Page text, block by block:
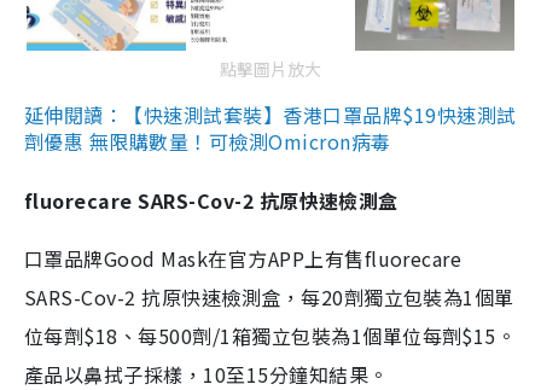
點擊圖片放大
延伸閱讀：【快速測試套裝】香港口罩品牌$19快速測試
劑優惠 無限購數量！可檢測Omicron病毒
fluorecare SARS-Cov-2 抗原快速檢測盒
口罩品牌Good Mask在官方APP上有售fluorecare
SARS-Cov-2 抗原快速檢測盒，每20劑獨立包裝為1個單
位每劑$18、每500劑/1箱獨立包裝為1個單位每劑$15。
產品以鼻拭子採樣，10至15分鐘知結果。